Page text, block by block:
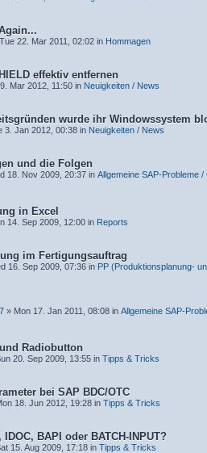
22. Mar 2011, 02:02 in Hommagen
effektiv entfernen
Mar 2012, 11:50 in Neuigkeiten / News
wurde ihr Windowssystem
3. Jan 2012, 00:38 in Neuigkeiten / News
und die Folgen
18. Nov 2009, 20:37 in Allgemeine SAP-Probleme
in Excel
14. Sep 2009, 12:00 in Reports
im Fertigungsauftrag
16. Sep 2009, 07:36 in PP (Produktionsplanung-
» Mon 17. Jan 2011, 08:08 in Allgemeine SAP-
Radiobutton
20. Sep 2009, 13:55 in Tipps & Tricks
bei SAP BDC/OTC
18. Jun 2012, 19:28 in Tipps & Tricks
IDOC, BAPI oder BATCH-INPUT?
15. Aug 2009, 17:18 in Tipps & Tricks